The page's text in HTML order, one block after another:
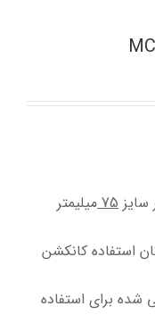
75 میلیمتر
استفاده کانکشن
شده برای استفاده